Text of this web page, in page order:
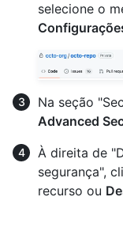
selecione o
Na seção
Advanced
À direita de
segurança",
recurso ou